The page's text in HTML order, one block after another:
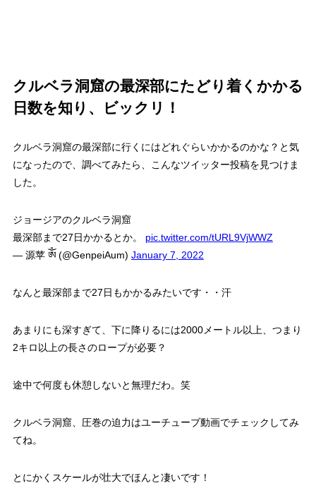
クルベラ洞窟の最深部にたどり着くかかる
日数を知り、ビックリ！
クルベラ洞窟の最深部に行くにはどれぐらいかかるのかな？と気
になったので、調べてみたら、こんなツイッター投稿を見つけま
した。
ジョージアのクルベラ洞窟
最深部まで27日かかるとか。 pic.twitter.com/tURL9VjWWZ
— 源苹 ༀ (@GenpeiAum) January 7, 2022
なんと最深部まで27日もかかるみたいです・・汗
あまりにも深すぎて、下に降りるには2000メートル以上、つまり
2キロ以上の長さのロープが必要？
途中で何度も休憩しないと無理だわ。笑
クルベラ洞窟、圧巻の迫力はユーチューブ動画でチェックしてみ
てね。
とにかくスケールが壮大でほんと凄いです！